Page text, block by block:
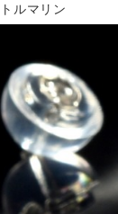
トルマリン